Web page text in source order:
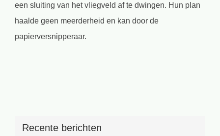
een sluiting van het vliegveld af te dwingen. Hun plan
haalde geen meerderheid en kan door de
papierversnipperaar.
Recente berichten